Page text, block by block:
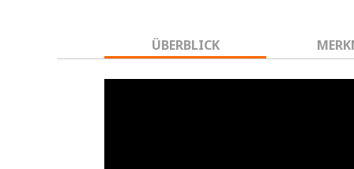
ÜBERBLICK